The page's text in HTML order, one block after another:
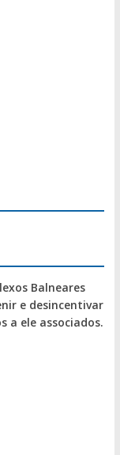
Balneares
e desincentivar
a ele associados.